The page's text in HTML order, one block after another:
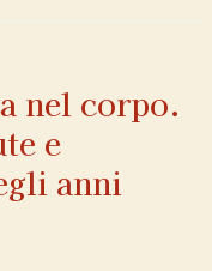
nel corpo.
e
anni